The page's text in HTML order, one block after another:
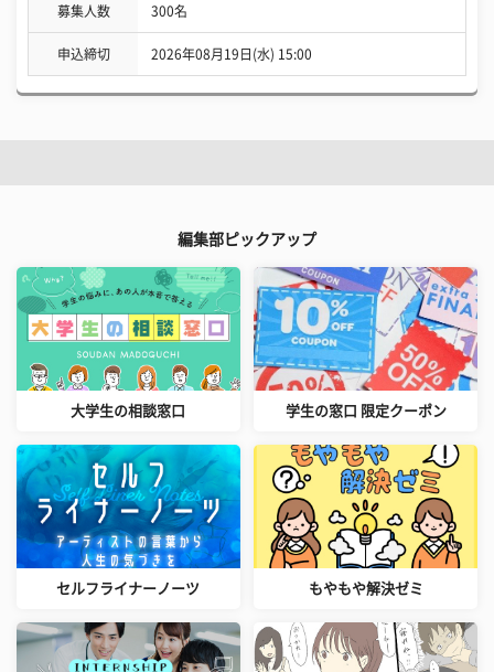
募集人数 300名
申込締切 2026年08月19日(水) 15:00
編集部ピックアップ
大学生の相談窓口 学生の窓口 限定クーポン
セルフライナーノーツ もやもや解決ゼミ